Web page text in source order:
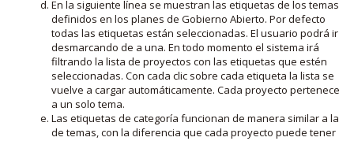
En la siguiente línea se muestran las etiquetas de los temas
definidos en los planes de Gobierno Abierto. Por defecto
todas las etiquetas están seleccionadas. El usuario podrá ir
desmarcando de a una. En todo momento el sistema irá
filtrando la lista de proyectos con las etiquetas que estén
seleccionadas. Con cada clic sobre cada etiqueta la lista se
vuelve a cargar automáticamente. Cada proyecto pertenece
a un solo tema.
Las etiquetas de categoría funcionan de manera similar a la
de temas, con la diferencia que cada proyecto puede tener